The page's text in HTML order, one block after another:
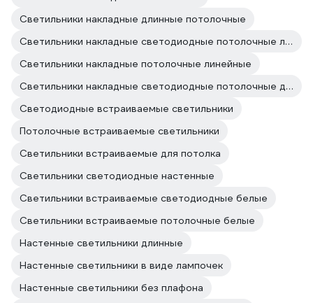
Светильники накладные длинные потолочные
Светильники накладные светодиодные потолочные линейные
Светильники накладные потолочные линейные
Светильники накладные светодиодные потолочные длинные
Светодиодные встраиваемые светильники
Потолочные встраиваемые светильники
Светильники встраиваемые для потолка
Светильники светодиодные настенные
Светильники встраиваемые светодиодные белые
Светильники встраиваемые потолочные белые
Настенные светильники длинные
Настенные светильники в виде лампочек
Настенные светильники без плафона